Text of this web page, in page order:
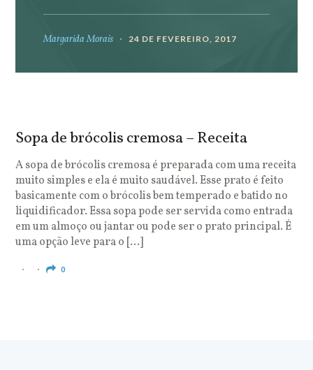
Margarida Morais 24 DE FEVEREIRO, 2017
Sopa de brócolis cremosa – Receita
A sopa de brócolis cremosa é preparada com uma receita
muito simples e ela é muito saudável. Esse prato é feito
basicamente com o brócolis bem temperado e batido no
liquidificador. Essa sopa pode ser servida como entrada
em um almoço ou jantar ou pode ser o prato principal. É
uma opção leve para o […]
0